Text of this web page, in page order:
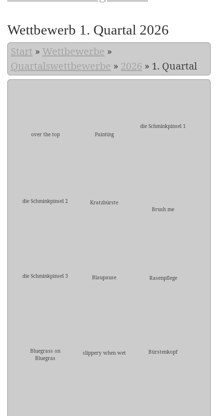
Wettbewerb 1. Quartal 2026
Start » Wettbewerbe »
Quartalswettbewerbe » 2026 » 1. Quartal
over the top Painting
die Schminkpinsel 1
die Schminkpinsel 2
Kratzbürste
Brush me
die Schminkpinsel 3 Blaupause Rasenpflege
Bluegrass on
Bluegras
slippery when wet Bürstenkopf